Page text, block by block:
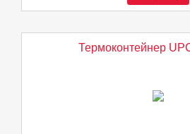
Термоконтейнер